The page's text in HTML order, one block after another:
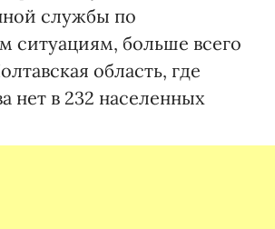
службы по
ситуациям, больше всего
область, где
нет в 232 населенных